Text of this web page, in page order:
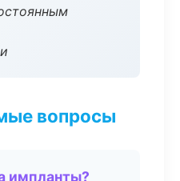
вопросы
импланты?